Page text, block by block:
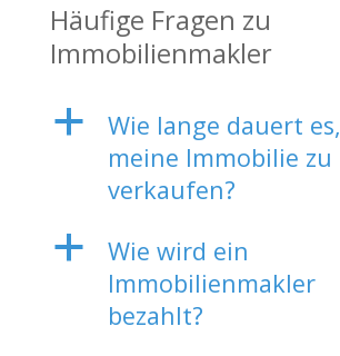
Häufige Fragen zu
Immobilienmakler
a
Wie lange dauert es,
meine Immobilie zu
verkaufen?
a
Wie wird ein
Immobilienmakler
bezahlt?